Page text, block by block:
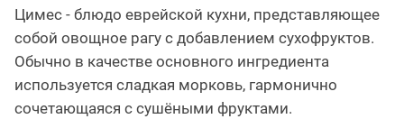
Цимес - блюдо еврейской кухни, представляющее
собой овощное рагу с добавлением сухофруктов.
Обычно в качестве основного ингредиента
используется сладкая морковь, гармонично
сочетающаяся с сушёными фруктами.